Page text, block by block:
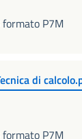
P7M
di
P7M